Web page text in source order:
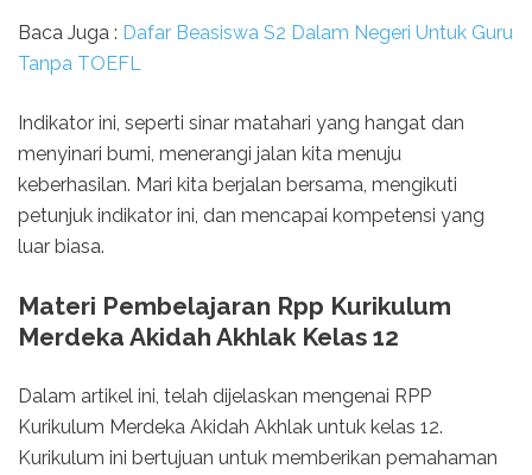
Baca Juga : Dafar Beasiswa S2 Dalam Negeri Untuk Guru
Tanpa TOEFL
Indikator ini, seperti sinar matahari yang hangat dan
menyinari bumi, menerangi jalan kita menuju
keberhasilan. Mari kita berjalan bersama, mengikuti
petunjuk indikator ini, dan mencapai kompetensi yang
luar biasa.
Materi Pembelajaran Rpp Kurikulum
Merdeka Akidah Akhlak Kelas 12
Dalam artikel ini, telah dijelaskan mengenai RPP
Kurikulum Merdeka Akidah Akhlak untuk kelas 12.
Kurikulum ini bertujuan untuk memberikan pemahaman